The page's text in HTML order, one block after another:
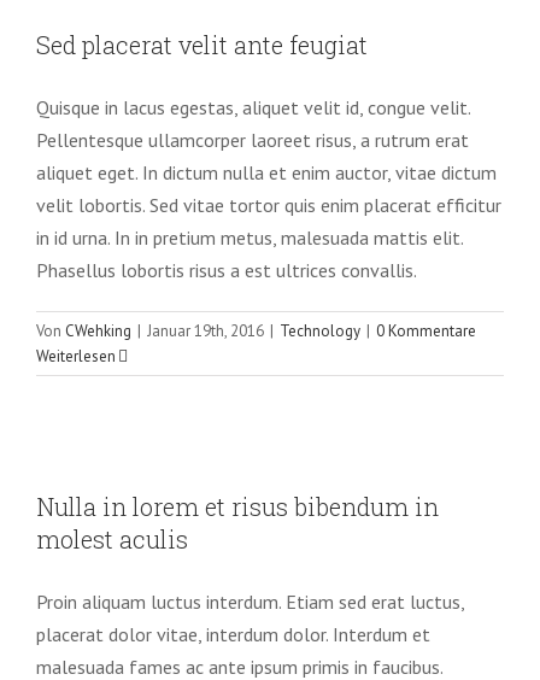
Technology
Sed placerat velit ante feugiat
Quisque in lacus egestas, aliquet velit id, congue velit.
Pellentesque ullamcorper laoreet risus, a rutrum erat
aliquet eget. In dictum nulla et enim auctor, vitae dictum
velit lobortis. Sed vitae tortor quis enim placerat efficitur
in id urna. In in pretium metus, malesuada mattis elit.
Phasellus lobortis risus a est ultrices convallis.
Von CWehking | Januar 19th, 2016 | Technology | 0 Kommentare
Weiterlesen
Nulla in lorem et risus bibendum in
molest aculis
Proin aliquam luctus interdum. Etiam sed erat luctus,
placerat dolor vitae, interdum dolor. Interdum et
malesuada fames ac ante ipsum primis in faucibus.